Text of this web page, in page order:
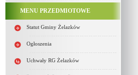
MENU PRZEDMIOTOWE
Statut Gminy Żelazków
Ogłoszenia
Uchwały RG Żelazków